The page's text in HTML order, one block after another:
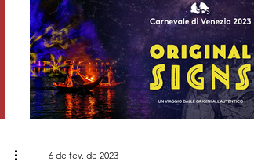
CULTURA HISTÓRIA
GASTRONOMIA VIAGEM
6 de fev. de 2023